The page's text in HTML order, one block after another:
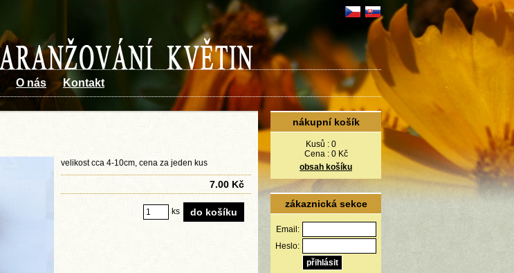
O nás Kontakt
nákupní košík
Kusů : 0
Cena : 0 Kč
obsah košíku
zákaznická sekce
Email:
Heslo:
velikost cca 4-10cm, cena za jeden kus
7.00 Kč
ks